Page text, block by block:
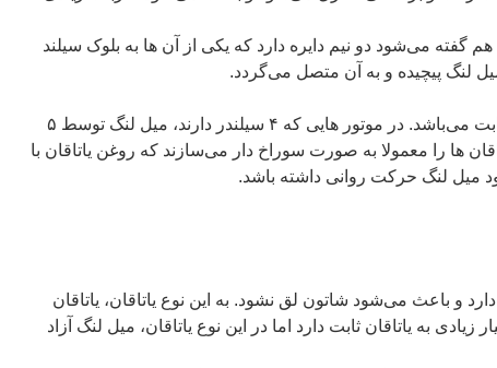
هم گفته می‌شود دو نیم دایره دارد که یکی از آن ها به بلوک سیلند
لنگ پیچیده و به آن متصل می‌گردد.
هر میل لنگ دارای حداقل دو یاتاقان ثابت می‌باشد. در موتور هایی که ۴ سیلندر دارند، میل لنگ توسط ۵
ها را معمولا به صورت سوراخ دار می‌سازند که روغن یاتاقان با
میل لنگ حرکت روانی داشته باشد.
و باعث می‌شود شاتون لق نشود. به این نوع یاتاقان، یاتاقان
به یاتاقان ثابت دارد اما در این نوع یاتاقان، میل لنگ آزاد